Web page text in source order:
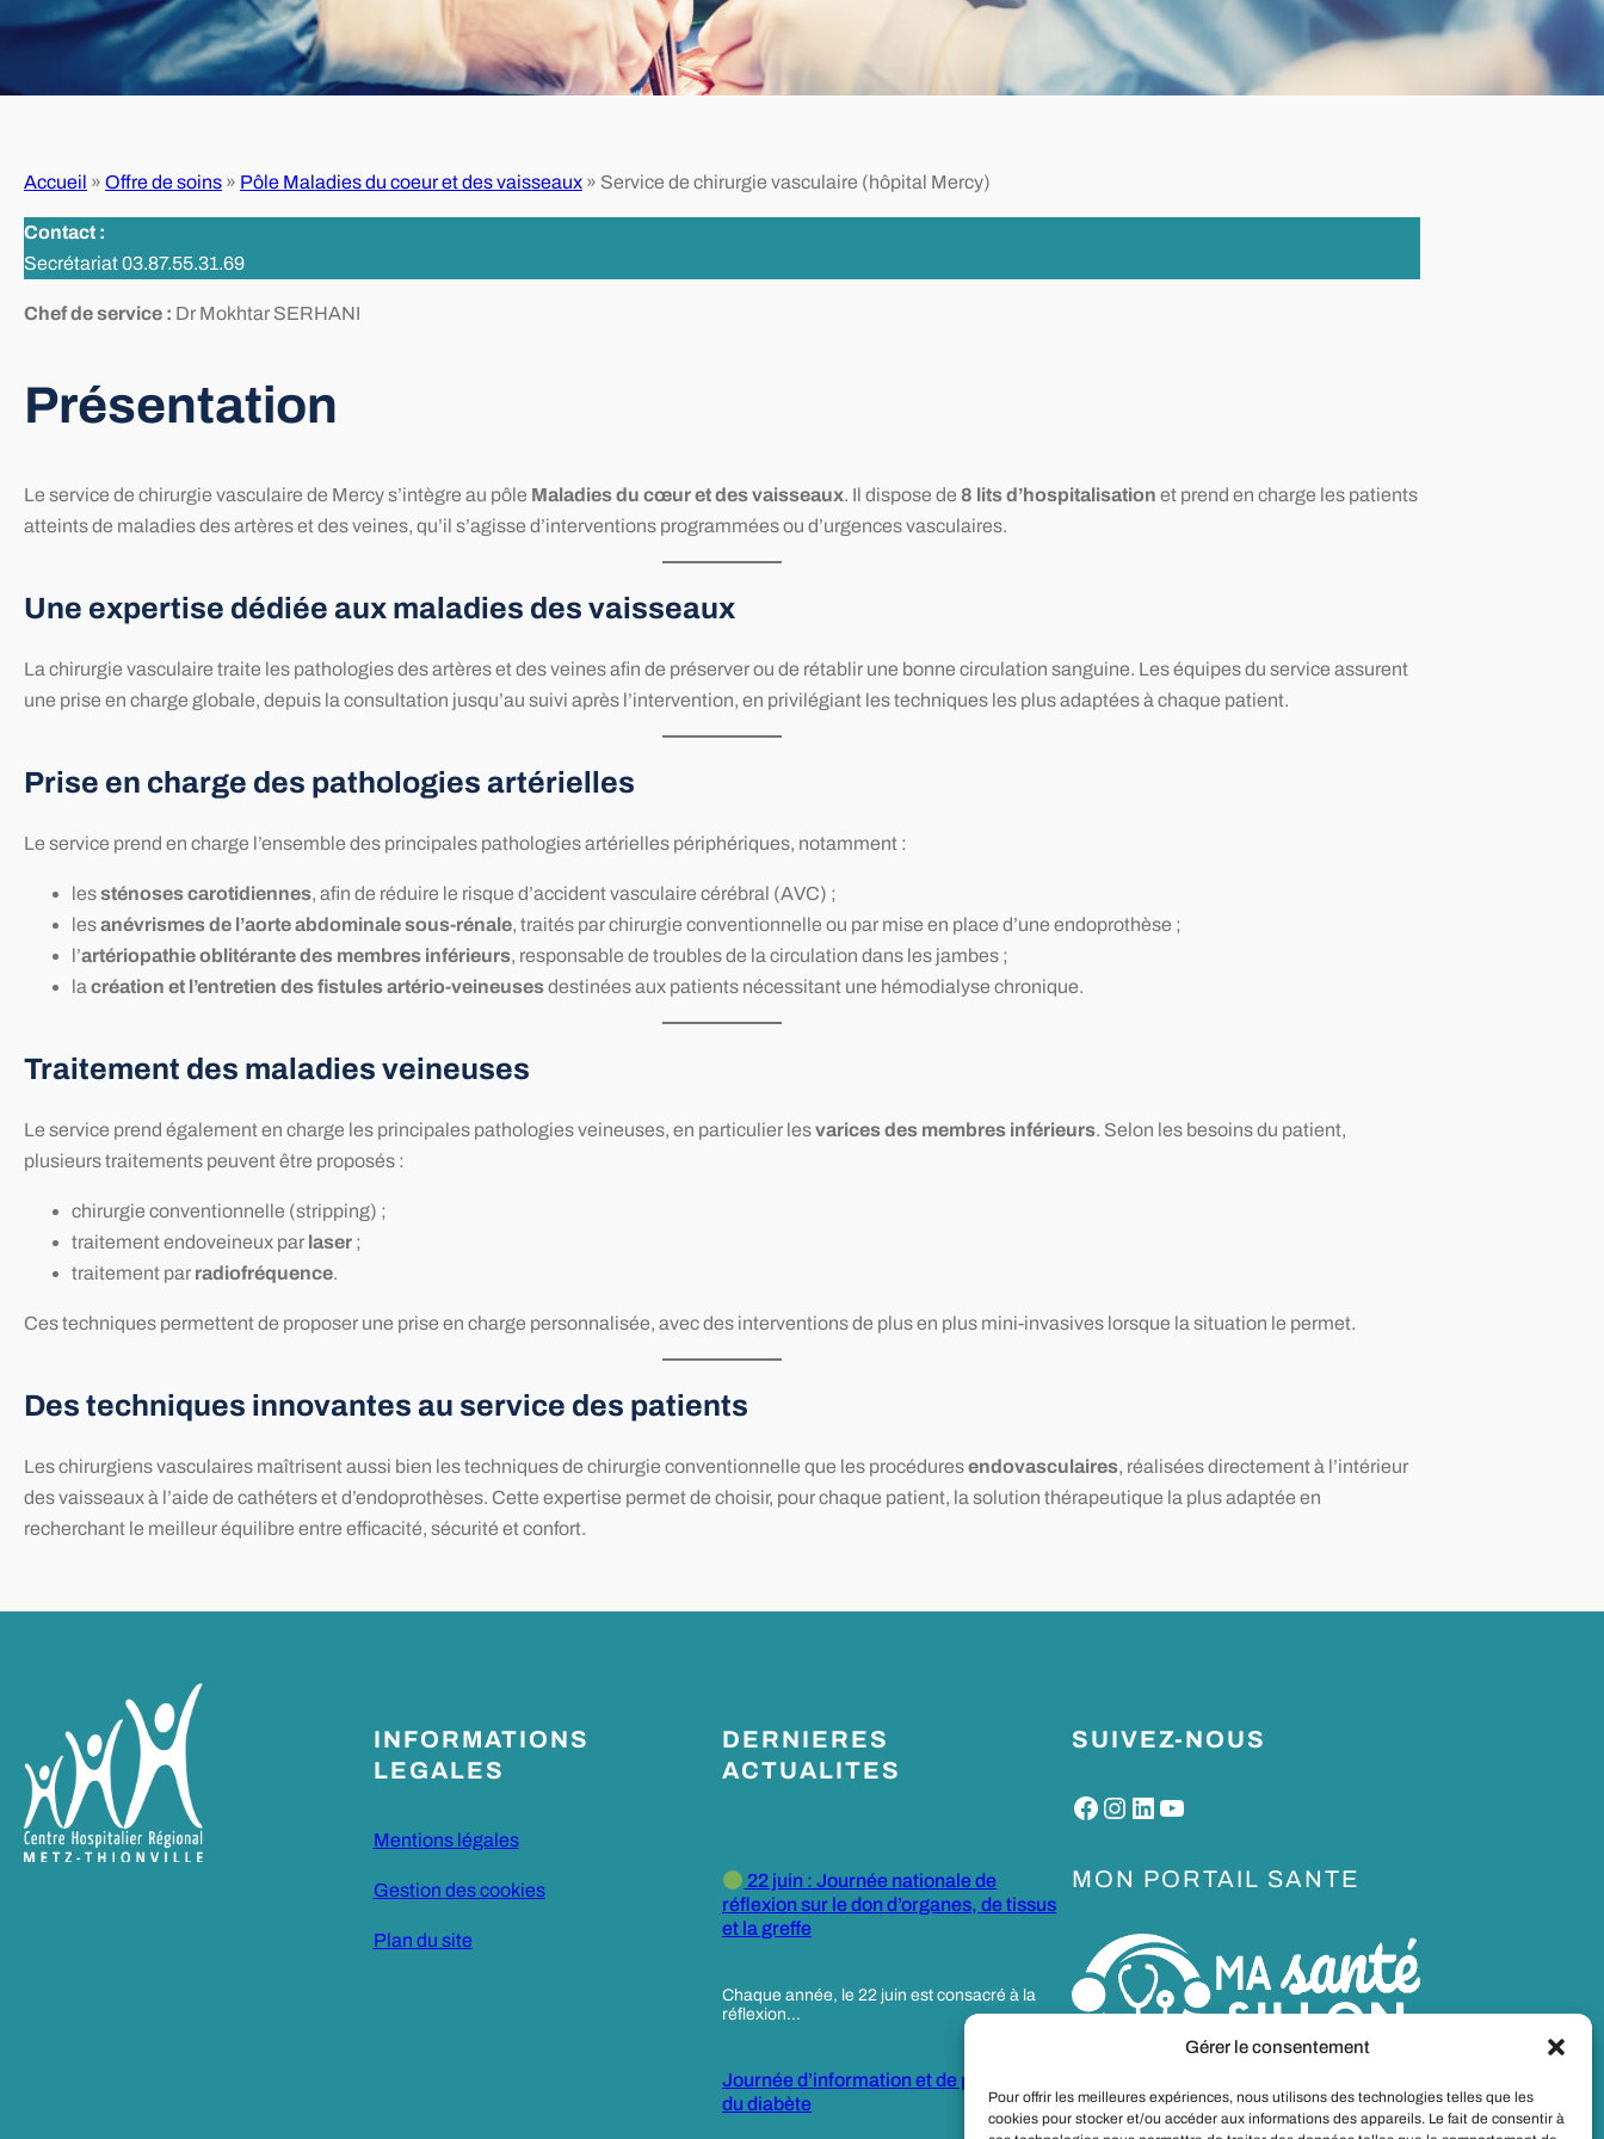
Gérer le consentement
Pour offrir les meilleures expériences, nous utilisons des technologies telles que les
cookies pour stocker et/ou accéder aux informations des appareils. Le fait de consentir à
Accueil » Offre de soins » Pôle Maladies du coeur et des vaisseaux » Service de chirurgie vasculaire (hôpital Mercy)
Contact :
Secrétariat 03.87.55.31.69
Chef de service : Dr Mokhtar SERHANI
Présentation
Le service de chirurgie vasculaire de Mercy s’intègre au pôle Maladies du cœur et des vaisseaux. Il dispose de 8 lits d’hospitalisation et prend en charge les patients
atteints de maladies des artères et des veines, qu’il s’agisse d’interventions programmées ou d’urgences vasculaires.
Une expertise dédiée aux maladies des vaisseaux
La chirurgie vasculaire traite les pathologies des artères et des veines afin de préserver ou de rétablir une bonne circulation sanguine. Les équipes du service assurent
une prise en charge globale, depuis la consultation jusqu’au suivi après l’intervention, en privilégiant les techniques les plus adaptées à chaque patient.
Prise en charge des pathologies artérielles
Le service prend en charge l’ensemble des principales pathologies artérielles périphériques, notamment :
lessténoses carotidiennes, afin de réduire le risque d’accident vasculaire cérébral (AVC) ;
lesanévrismes de l’aorte abdominale sous-rénale, traités par chirurgie conventionnelle ou par mise en place d’une endoprothèse ;
l’artériopathie oblitérante des membres inférieurs, responsable de troubles de la circulation dans les jambes ;
la création et l’entretien des fistules artério-veineusesdestinées aux patients nécessitant une hémodialyse chronique.
Traitement des maladies veineuses
Le service prend également en charge les principales pathologies veineuses, en particulier lesvarices des membres inférieurs. Selon les besoins du patient,
plusieurs traitements peuvent être proposés :
chirurgie conventionnelle (stripping) ;
traitement endoveineux par laser ;
traitement par radiofréquence.
Ces techniques permettent de proposer une prise en charge personnalisée, avec des interventions de plus en plus mini-invasives lorsque la situation le permet.
Des techniques innovantes au service des patients
Les chirurgiens vasculaires maîtrisent aussi bien les techniques de chirurgie conventionnelle que les procéduresendovasculaires, réalisées directement à l’intérieur
des vaisseaux à l’aide de cathéters et d’endoprothèses. Cette expertise permet de choisir, pour chaque patient, la solution thérapeutique la plus adaptée en
recherchant le meilleur équilibre entre efficacité, sécurité et confort.
INFORMATIONS
LEGALES
Mentions légales
Gestion des cookies
Plan du site
DERNIERES
ACTUALITES
22 juin : Journée nationale de
réflexion sur le don d’organes, de tissus
et la greffe
Chaque année, le 22 juin est consacré à la
réflexion…
Journée d’information et de prévention
du diabète
SUIVEZ-NOUS
Facebook Instagram LinkedIn YouTube
MON PORTAIL SANTE